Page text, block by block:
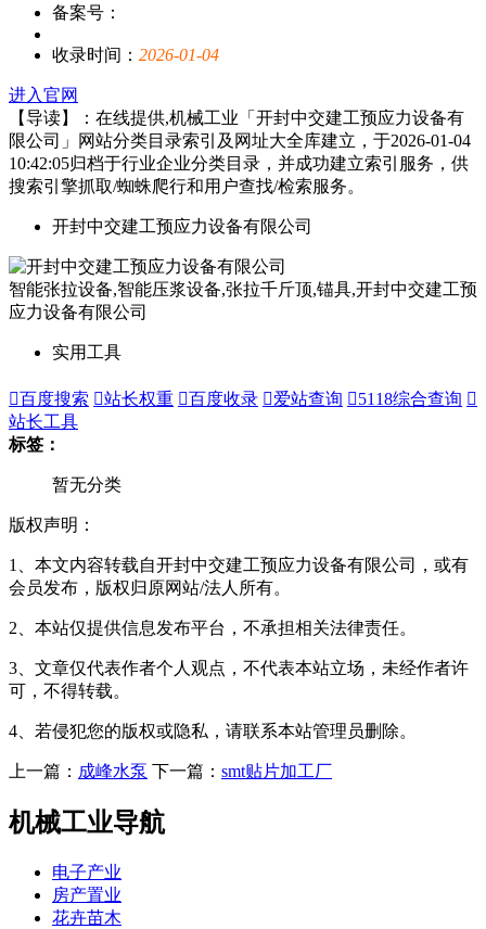
备案号：
收录时间： 2026-01-04
进入官网
【导读】：在线提供,机械工业「开封中交建工预应力设备有
限公司」网站分类目录索引及网址大全库建立，于2026-01-04
10:42:05归档于行业企业分类目录，并成功建立索引服务，供
搜索引擎抓取/蜘蛛爬行和用户查找/检索服务。
开封中交建工预应力设备有限公司
智能张拉设备,智能压浆设备,张拉千斤顶,锚具,开封中交建工预
应力设备有限公司
实用工具
百度搜索 站长权重 百度收录 爱站查询 5118综合查询 
站长工具
标签：
暂无分类
版权声明：
1、本文内容转载自开封中交建工预应力设备有限公司，或有
会员发布，版权归原网站/法人所有。
2、本站仅提供信息发布平台，不承担相关法律责任。
3、文章仅代表作者个人观点，不代表本站立场，未经作者许
可，不得转载。
4、若侵犯您的版权或隐私，请联系本站管理员删除。
上一篇： 成峰水泵 下一篇： smt贴片加工厂
机械工业导航
电子产业
房产置业
花卉苗木